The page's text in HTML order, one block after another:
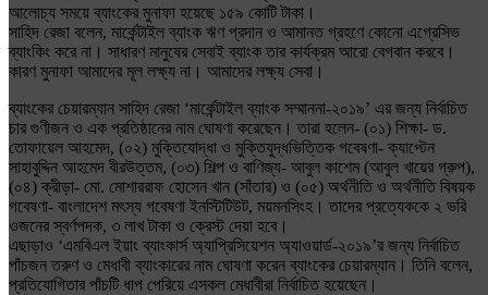
আলোচ্য সময়ে ব্যাংকের মুনাফা হয়েছে ১৫৯ কোটি টাকা।
সাহিদ রেজা বলেন, মার্কেন্টাইল ব্যাংক ঋণ প্রদান ও আমানত গ্রহণে কোনো এগ্রেসিভ
ব্যাংকিং করে না। সাধারণ মানুষের সেবাই ব্যাংক তার কার্যক্রম আরো বেগবান করবে।
কারণ মুনাফা আমাদের মূল লক্ষ্য না। আমাদের লক্ষ্য সেবা।
ব্যাংকের চেয়ারম্যান সাহিদ রেজা ‘মার্কেন্টাইল ব্যাংক সম্মাননা-২০১৯’ এর জন্য নির্বাচিত
চার গুণীজন ও এক প্রতিষ্ঠানের নাম ঘোষণা করেছেন। তারা হলেন- (০১) শিক্ষা- ড.
তোফায়েল আহমেদ, (০২) মুক্তিযোদ্ধা ও মুক্তিযুদ্ধভিত্তিক গবেষণা- ক্যাপ্টেন
সাহাবুদ্দিন আহমেদ বীরউত্তম, (০৩) শিল্প ও বাণিজ্য- আবুল কাশেম (আবুল খায়ের গ্রুপ),
(০৪) ক্রীড়া- মো. মোশাররাফ হোসেন খান (সাঁতার) ও (০৫) অর্থনীতি ও অর্থনীতি বিষয়ক
গবেষণা- বাংলাদেশ মৎস্য গবেষণা ইনস্টিটিউট, ময়মনসিংহ। তাদের প্রত্যেককে ২ ভরি
ওজনের স্বর্ণপদক, ৩ লাখ টাকা ও ক্রেস্ট দেয়া হবে।
এছাড়াও ‘এমবিএল ইয়াং ব্যাংকার্স অ্যাপ্রিসিয়েশন অ্যাওয়ার্ড-২০১৯’র জন্য নির্বাচিত
পাঁচজন তরুণ ও মেধাবী ব্যাংকারের নাম ঘোষণা করেন ব্যাংকের চেয়ারম্যান। তিনি বলেন,
প্রতিযোগিতার পাঁচটি ধাপ পেরিয়ে এসকল মেধাবীরা নির্বাচিত হয়েছেন।